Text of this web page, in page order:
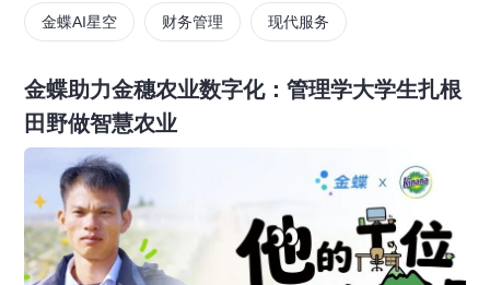
金蝶AI星空 财务管理 现代服务
金蝶助力金穗农业数字化：管理学大学生扎根
田野做智慧农业